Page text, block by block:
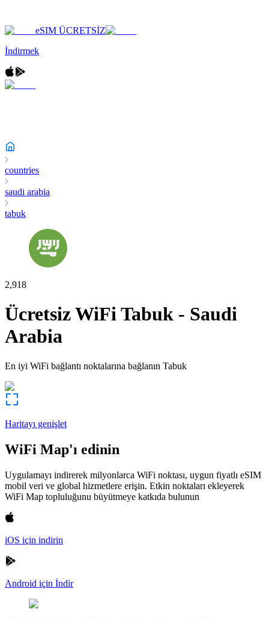
eSIM ÜCRETSİZ
İndirmek
countries
saudi arabia
tabuk
2,918
Ücretsiz WiFiTabuk - Saudi
Arabia
En iyi WiFi bağlantı noktalarına bağlanın Tabuk
Haritayı genişlet
WiFi Map'ı edinin
Uygulamayı indirerek milyonlarca WiFi noktası, uygun fiyatlı eSIM
mobil veri ve global hizmetlere erişin. Etkin noktaları ekleyerek
WiFi Map topluluğunu büyütmeye katkıda bulunun
iOS için indirin
Android için İndir